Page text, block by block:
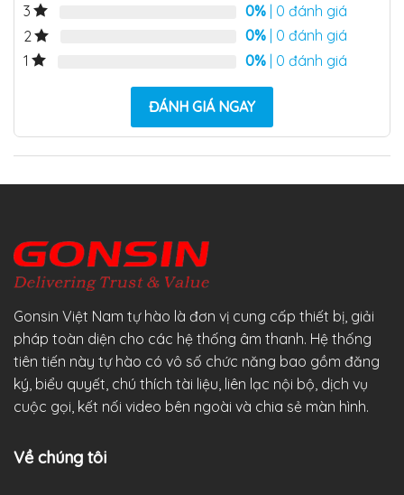
3
0% | 0 đánh giá
2
0% | 0 đánh giá
1
0% | 0 đánh giá
ĐÁNH GIÁ NGAY
Gonsin Việt Nam tự hào là đơn vị cung cấp thiết bị, giải
pháp toàn diện cho các hệ thống âm thanh. Hệ thống
tiên tiến này tự hào có vô số chức năng bao gồm đăng
ký, biểu quyết, chú thích tài liệu, liên lạc nội bộ, dịch vụ
cuộc gọi, kết nối video bên ngoài và chia sẻ màn hình.
Về chúng tôi